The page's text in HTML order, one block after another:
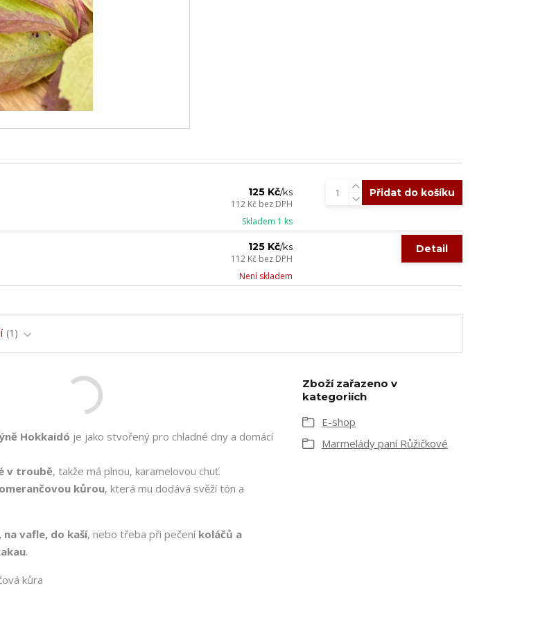
125 Kč/ks
112 Kč bez DPH
Skladem 1 ks
Přidat do košíku
125 Kč/ks
112 Kč bez DPH
Není skladem
Detail
1
Hokkaidó je jako stvořený pro chladné dny a domácí
v troubě, takže má plnou, karamelovou chuť.
kůrou, která mu dodává svěží tón a
na vafle, do kaší, nebo třeba při pečení koláčů a
.
kůra
Zboží zařazeno v
kategoriích
E-shop
Marmelády paní Růžičkové